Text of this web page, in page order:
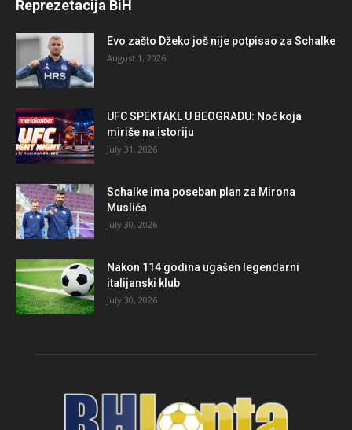
Reprezetacija BiH
Evo zašto Džeko još nije potpisao za Schalke
August 1, 2026
UFC SPEKTAKL U BEOGRADU: Noć koja
miriše na istoriju
July 31, 2026
Schalke ima poseban plan za Mirona
Muslića
July 30, 2026
Nakon 114 godina ugašen legendarni
italijanski klub
July 30, 2026